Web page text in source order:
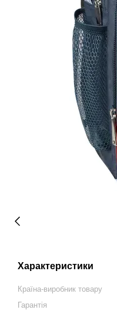
Характеристики
Країна-виробник товару
Гарантія